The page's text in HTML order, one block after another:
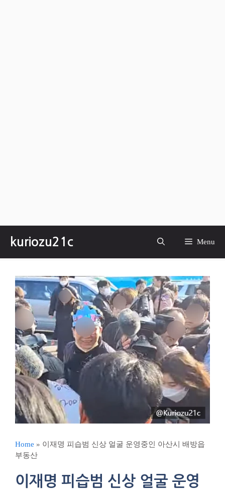
kuriozu21c Menu
Home » 이재명 피습범 신상 얼굴 운영중인 아산시 배방읍
부동산
이재명 피습범 신상 얼굴 운영